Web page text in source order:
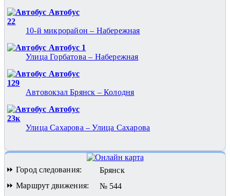
Автобус
22
10-й микрорайон – Набережная
Автобус 1
Улица Горбатова – Набережная
Автобус
129
Автовокзал Брянск – Колодня
Автобус
23к
Улица Сахарова – Улица Сахарова
⏩ Город следования:
Брянск
⏩ Маршрут движения:
№ 544